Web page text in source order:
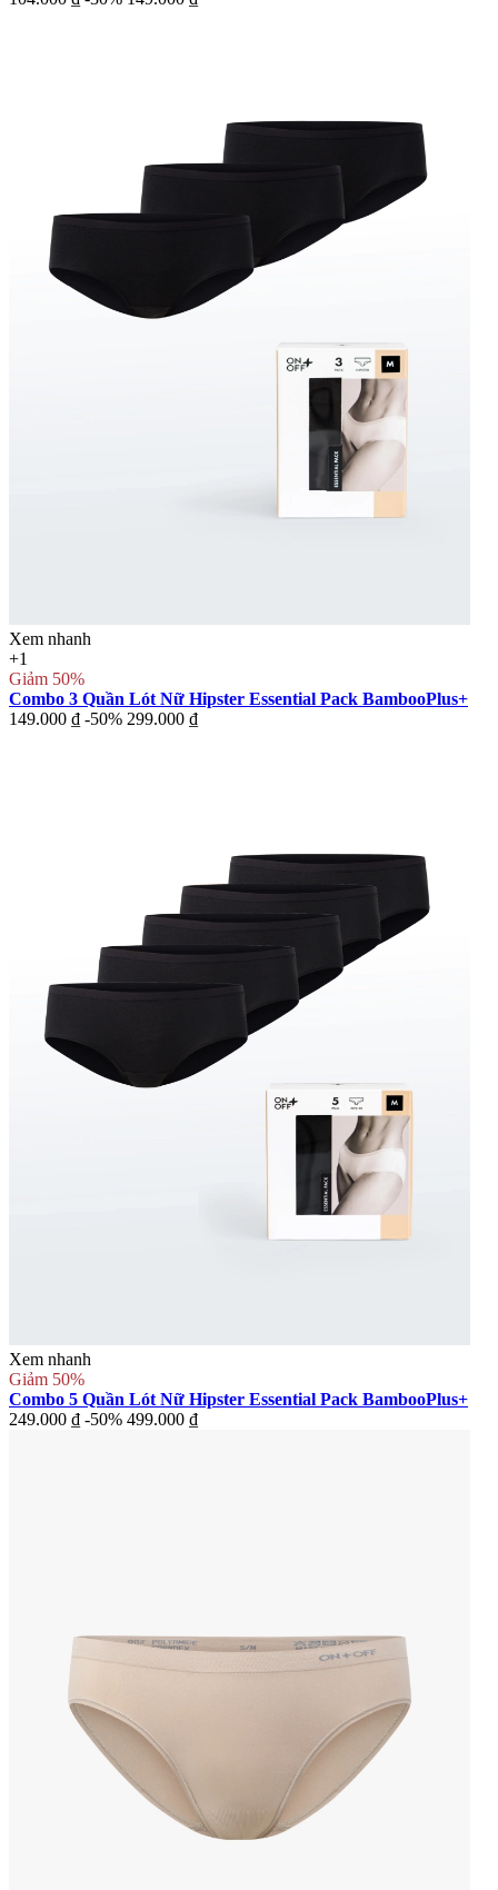
Xem nhanh
+1
Giảm 50%
Combo 3 Quần Lót Nữ Hipster Essential Pack BambooPlus+
149.000 ₫ -50% 299.000 ₫
Xem nhanh
Giảm 50%
Combo 5 Quần Lót Nữ Hipster Essential Pack BambooPlus+
249.000 ₫ -50% 499.000 ₫